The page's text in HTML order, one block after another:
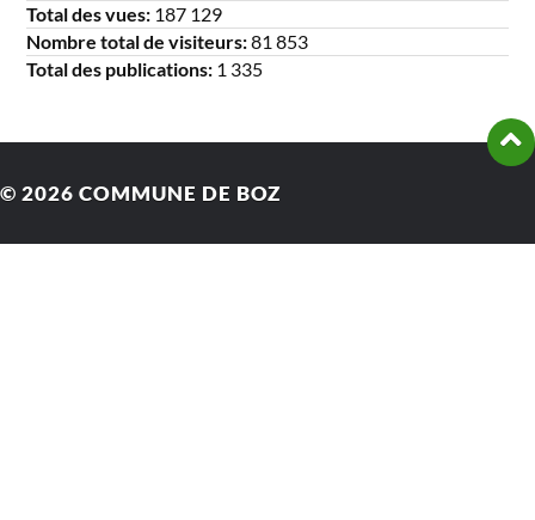
Total des vues: 187 129
Nombre total de visiteurs:81 853
Total des publications: 1 335
© 2026 COMMUNE DE BOZ